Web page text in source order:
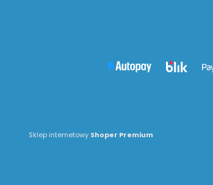
Sklep internetowy Shoper Premium